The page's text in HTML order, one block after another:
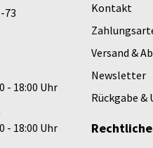
73
- 18:00 Uhr
- 18:00 Uhr
Kontakt
Versand &
Newsletter
Rückgabe &